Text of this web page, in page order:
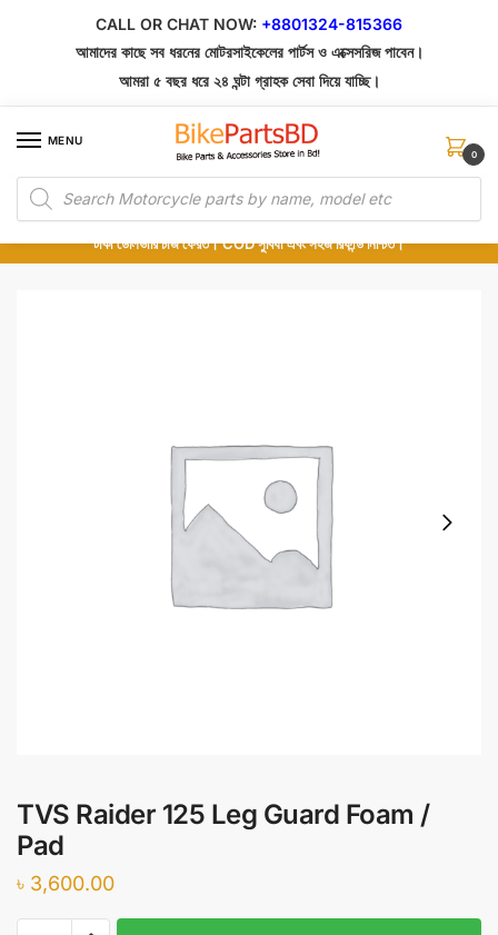
CALL OR CHAT NOW: +8801324-815366
আমাদের কাছে সব ধরনের মোটরসাইকেলের পার্টস ও এক্সেসরিজ পাবেন।
আমরা ৫ বছর ধরে ২৪ ঘন্টা গ্রাহক সেবা দিয়ে যাচ্ছি।
MENU
Products
search
0
১০০% অরিজিনাল পার্টস – শোরুম থেকে সরাসরি সংগ্রহ এবং শুধুমাত্র কুরিয়ার সার্ভিসে ডেলিভারি।
অর্ডার করার পর পার্টের ছবি দেখুন। পছন্দ হলে Cash on Delivery দিন, না হলে ৫ মিনিটে ১৯৯
টাকা ডেলিভারি চার্জ ফেরত। COD সুবিধা এবং সহজ রিফান্ড নিশ্চিত।
TVS Raider 125 Leg Guard Foam /
Pad
৳ 3,600.00